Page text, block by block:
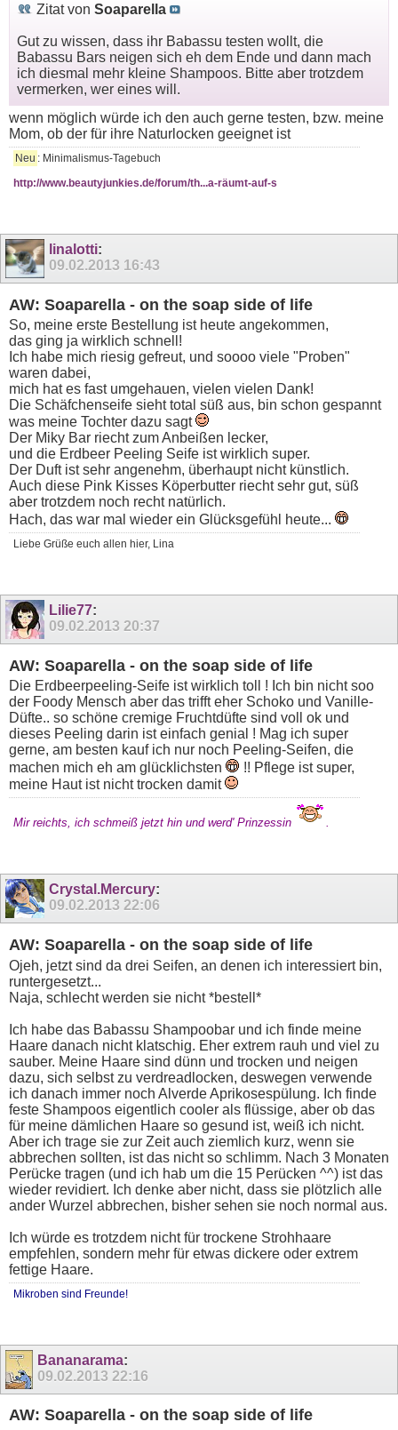
Zitat von Soaparella
Gut zu wissen, dass ihr Babassu testen wollt, die
Babassu Bars neigen sich eh dem Ende und dann mach
ich diesmal mehr kleine Shampoos. Bitte aber trotzdem
vermerken, wer eines will.
wenn möglich würde ich den auch gerne testen, bzw. meine
Mom, ob der für ihre Naturlocken geeignet ist
Neu : Minimalismus-Tagebuch
http://www.beautyjunkies.de/forum/th...a-räumt-auf-s
linalotti:
09.02.2013 16:43
AW: Soaparella - on the soap side of life
So, meine erste Bestellung ist heute angekommen,
das ging ja wirklich schnell!
Ich habe mich riesig gefreut, und soooo viele "Proben"
waren dabei,
mich hat es fast umgehauen, vielen vielen Dank!
Die Schäfchenseife sieht total süß aus, bin schon gespannt
was meine Tochter dazu sagt
Der Miky Bar riecht zum Anbeißen lecker,
und die Erdbeer Peeling Seife ist wirklich super.
Der Duft ist sehr angenehm, überhaupt nicht künstlich.
Auch diese Pink Kisses Köperbutter riecht sehr gut, süß
aber trotzdem noch recht natürlich.
Hach, das war mal wieder ein Glücksgefühl heute...
Liebe Grüße euch allen hier, Lina
Lilie77:
09.02.2013 20:37
AW: Soaparella - on the soap side of life
Die Erdbeerpeeling-Seife ist wirklich toll ! Ich bin nicht soo
der Foody Mensch aber das trifft eher Schoko und Vanille-
Düfte.. so schöne cremige Fruchtdüfte sind voll ok und
dieses Peeling darin ist einfach genial ! Mag ich super
gerne, am besten kauf ich nur noch Peeling-Seifen, die
machen mich eh am glücklichsten
!! Pflege ist super,
meine Haut ist nicht trocken damit
Mir reichts, ich schmeiß jetzt hin und werd' Prinzessin .
Crystal.Mercury:
09.02.2013 22:06
AW: Soaparella - on the soap side of life
Ojeh, jetzt sind da drei Seifen, an denen ich interessiert bin,
runtergesetzt...
Naja, schlecht werden sie nicht *bestell*
Ich habe das Babassu Shampoobar und ich finde meine
Haare danach nicht klatschig. Eher extrem rauh und viel zu
sauber. Meine Haare sind dünn und trocken und neigen
dazu, sich selbst zu verdreadlocken, deswegen verwende
ich danach immer noch Alverde Aprikosespülung. Ich finde
feste Shampoos eigentlich cooler als flüssige, aber ob das
für meine dämlichen Haare so gesund ist, weiß ich nicht.
Aber ich trage sie zur Zeit auch ziemlich kurz, wenn sie
abbrechen sollten, ist das nicht so schlimm. Nach 3 Monaten
Perücke tragen (und ich hab um die 15 Perücken ^^) ist das
wieder revidiert. Ich denke aber nicht, dass sie plötzlich alle
ander Wurzel abbrechen, bisher sehen sie noch normal aus.
Ich würde es trotzdem nicht für trockene Strohhaare
empfehlen, sondern mehr für etwas dickere oder extrem
fettige Haare.
Mikroben sind Freunde!
Bananarama:
09.02.2013 22:16
AW: Soaparella - on the soap side of life